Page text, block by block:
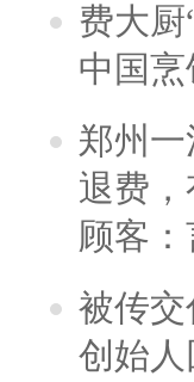
费大
中国
郑州
退费
顾客
被传
创始